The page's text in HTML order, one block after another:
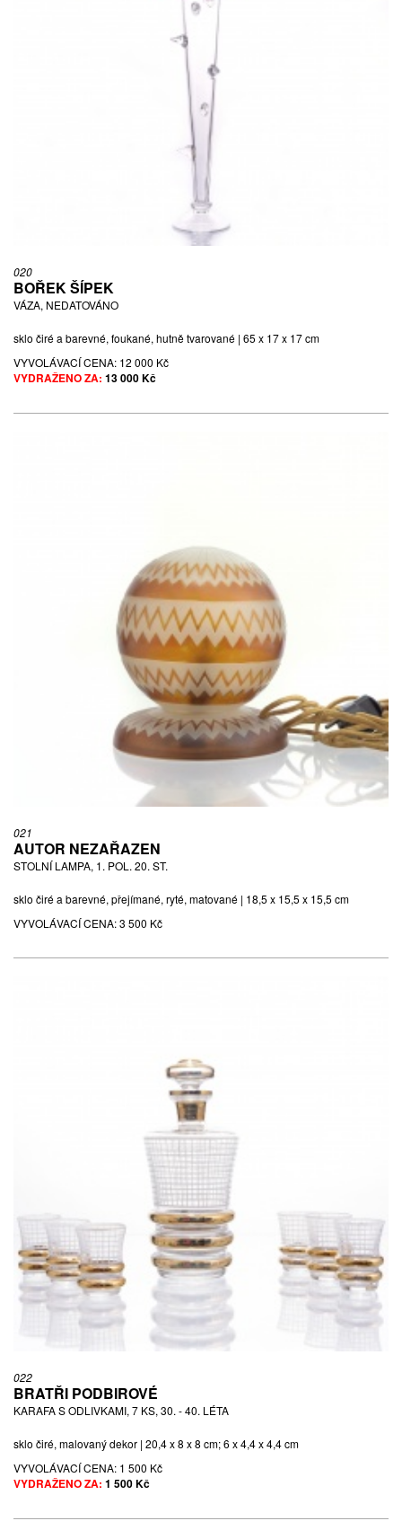
020
BOŘEK ŠÍPEK
VÁZA, NEDATOVÁNO
sklo čiré a barevné, foukané, hutně tvarované | 65 x 17 x 17 cm
VYVOLÁVACÍ CENA: 12 000 Kč
VYDRAŽENO ZA: 13 000 Kč
021
AUTOR NEZAŘAZEN
STOLNÍ LAMPA, 1. POL. 20. ST.
sklo čiré a barevné, přejímané, ryté, matované | 18,5 x 15,5 x 15,5 cm
VYVOLÁVACÍ CENA:3 500 Kč
022
BRATŘI PODBIROVÉ
KARAFA S ODLIVKAMI, 7 KS, 30. - 40. LÉTA
sklo čiré, malovaný dekor | 20,4 x 8 x 8 cm; 6 x 4,4 x 4,4 cm
VYVOLÁVACÍ CENA: 1 500 Kč
VYDRAŽENO ZA: 1 500 Kč